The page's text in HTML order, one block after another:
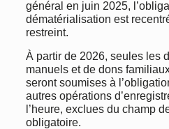
général en juin 2025,
dématérialisation est
restreint.
À partir de 2026, seules les
manuels et de dons
seront soumises à
autres opérations
l’heure, exclues du champ
obligatoire.